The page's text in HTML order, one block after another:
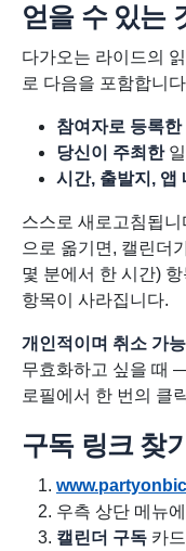
얻을 수 있는
다가오는 라이드의
로 다음을 포함합니
참여자로 등록한
당신이 주최한일
시간, 출발지, 앱
스스로 새로고침됩
으로 옮기면, 캘린더
몇 분에서 한 시간)
항목이 사라집니다.
개인적이며 취소 가능
무효화하고 싶을 때
로필에서 한 번의 클
구독 링크 찾기
우측 상단 메뉴
캘린더 구독 카